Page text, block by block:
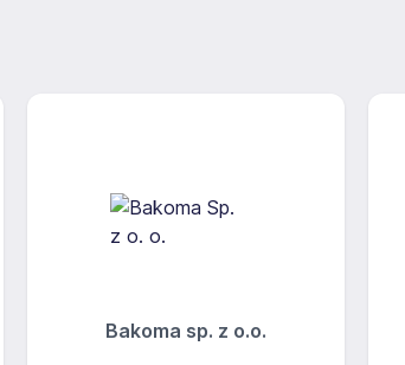
Bakoma sp. z o.o.